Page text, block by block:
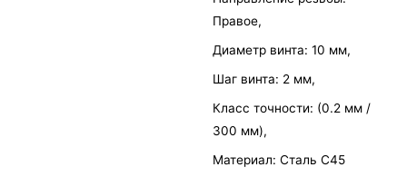
Правое,
Диаметр винта: 10 мм,
Шаг винта: 2 мм,
Класс точности: (0.2 мм /
300 мм),
Материал: Сталь С45